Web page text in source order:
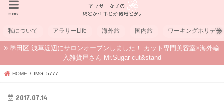
menu
私について アラサーLife 海外旅 国内旅 ワーキングホリデー
墨田区 浅草近辺にサロンオープンしました！ カット専門美容室×海外輸
入雑貨屋さん Mr.Sugar cut&stand
HOME IMG_5777
2017.07.14